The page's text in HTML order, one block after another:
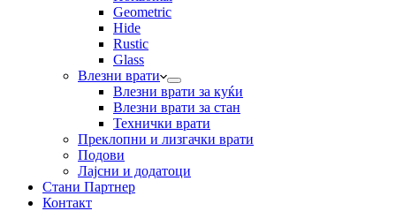
Geometric
Hide
Rustic
Glass
Влезни врати
Влезни врати за куќи
Влезни врати за стан
Технички врати
Преклопни и лизгачки врати
Подови
Лајсни и додатоци
Стани Партнер
Контакт